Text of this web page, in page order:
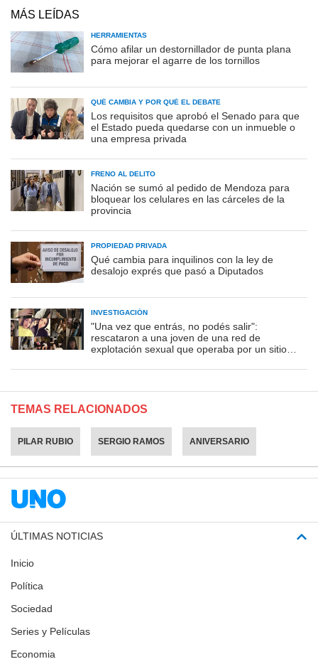
MÁS LEÍDAS
HERRAMIENTAS
Cómo afilar un destornillador de punta plana
para mejorar el agarre de los tornillos
QUÉ CAMBIA Y POR QUÉ EL DEBATE
Los requisitos que aprobó el Senado para que
el Estado pueda quedarse con un inmueble o
una empresa privada
FRENO AL DELITO
Nación se sumó al pedido de Mendoza para
bloquear los celulares en las cárceles de la
provincia
PROPIEDAD PRIVADA
Qué cambia para inquilinos con la ley de
desalojo exprés que pasó a Diputados
INVESTIGACIÓN
"Una vez que entrás, no podés salir":
rescataron a una joven de una red de
explotación sexual que operaba por un sitio
TEMAS RELACIONADOS
PILAR RUBIO SERGIO RAMOS ANIVERSARIO
ÚLTIMAS NOTICIAS
Inicio
Política
Sociedad
Series y Películas
Economia